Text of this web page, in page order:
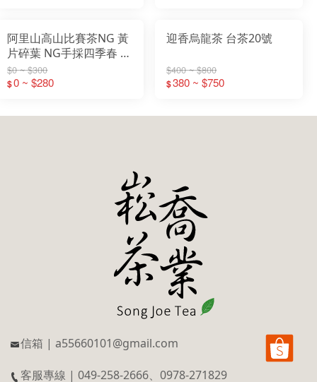
阿里山高山比賽茶NG 黃
片碎葉 NG手採四季春 茶
枝 茶葉 烏龍茶 (300g包)
$0 ~ $300
$0 ~ $280
迎香烏龍茶 台茶20號
$400 ~ $800
$380 ~ $750
信箱 | a55660101@gmail.com
客服專線 | 049-258-2666、0978-271829